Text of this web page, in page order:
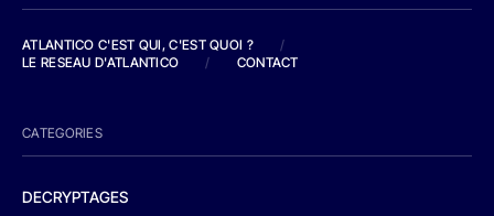
ATLANTICO C'EST QUI, C'EST QUOI ?
/
LE RESEAU D'ATLANTICO
/ CONTACT
CATEGORIES
DECRYPTAGES